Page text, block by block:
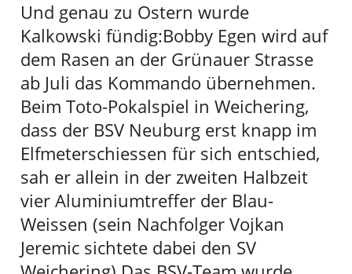
Und genau zu Ostern wurde
Kalkowski fündig:Bobby Egen wird auf
dem Rasen an der Grünauer Strasse
ab Juli das Kommando übernehmen.
Beim Toto-Pokalspiel in Weichering,
dass der BSV Neuburg erst knapp im
Elfmeterschiessen für sich entschied,
sah er allein in der zweiten Halbzeit
vier Aluminiumtreffer der Blau-
Weissen (sein Nachfolger Vojkan
Jeremic sichtete dabei den SV